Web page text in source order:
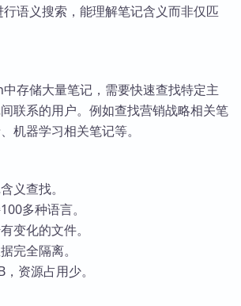
语义搜索，能理解笔记含义而非仅匹
存储大量笔记，需要快速查找特定主
联系的用户。例如查找营销战略相关笔
机器学习相关笔记等。
义查找。
多种语言。
变化的文件。
完全隔离。
资源占用少。